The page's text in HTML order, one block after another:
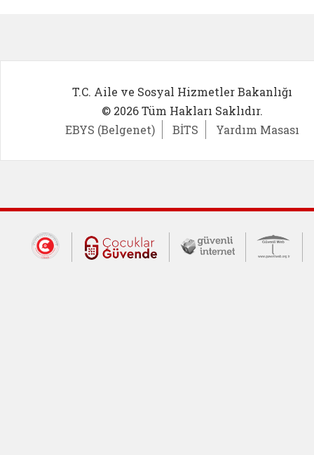
T.C. Aile ve Sosyal Hizmetler Bakanlığı
© 2026 Tüm Hakları Saklıdır.
EBYS (Belgenet)
BİTS Yardım Masası
Dış Bağlantılar
Cumhurbaşkanlığı İletişim Merkezi
Çocuklar Güvende (yeni
Güvenli